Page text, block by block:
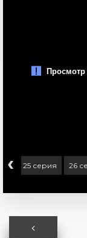
‹ 25 серия 26